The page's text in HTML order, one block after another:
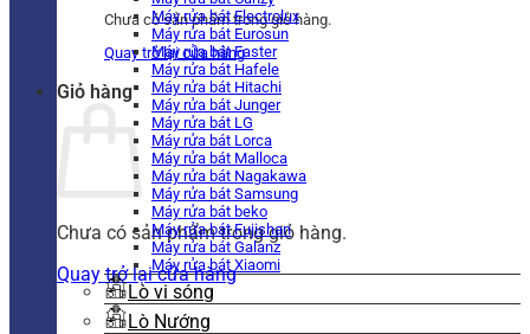
Chưa có sản phẩm trong giỏ hàng.
Quay trở lại cửa hàng
Giỏ hàng
Chưa có sản phẩm trong giỏ hàng.
Quay trở lại cửa hàng
Máy rửa bát Electrolux
Máy rửa bát Eurosun
Máy rửa bát Faster
Máy rửa bát Hafele
Máy rửa bát Hitachi
Máy rửa bát Junger
Máy rửa bát LG
Máy rửa bát Lorca
Máy rửa bát Malloca
Máy rửa bát Nagakawa
Máy rửa bát Samsung
Máy rửa bát beko
Máy rửa bát Fujishan
Máy rửa bát Galanz
Máy rửa bát Xiaomi
Lò vi sóng
Lò Nướng